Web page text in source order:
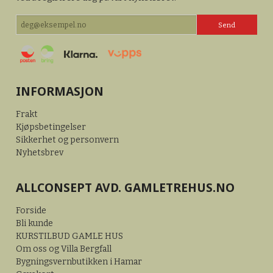
INFORMASJON
Frakt
Kjøpsbetingelser
Sikkerhet og personvern
Nyhetsbrev
ALLCONSEPT AVD. GAMLETREHUS.NO
Forside
Bli kunde
KURSTILBUD GAMLE HUS
Om oss og Villa Bergfall
Bygningsvernbutikken i Hamar